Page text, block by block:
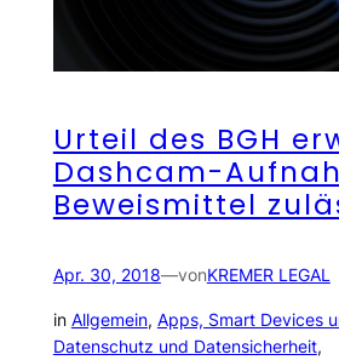
Urteil des BGH
Dashcam-
Beweismittel
Apr. 30, 2018—vonKREMER LEGAL
in Allgemein, Apps, Smart Devices
Datenschutz und Datensicherheit